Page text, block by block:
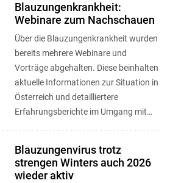
Blauzungenkrankheit:
Webinare zum Nachschauen
Über die Blauzungenkrankheit wurden
bereits mehrere Webinare und
Vorträge abgehalten. Diese beinhalten
aktuelle Informationen zur Situation in
Österreich und detailliertere
Erfahrungsberichte im Umgang mit
Blauzungenvirus trotz
strengen Winters auch 2026
wieder aktiv